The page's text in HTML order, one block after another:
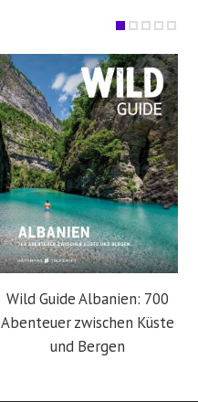
Wild Guide Albanien: 700
Abenteuer zwischen Küste
und Bergen